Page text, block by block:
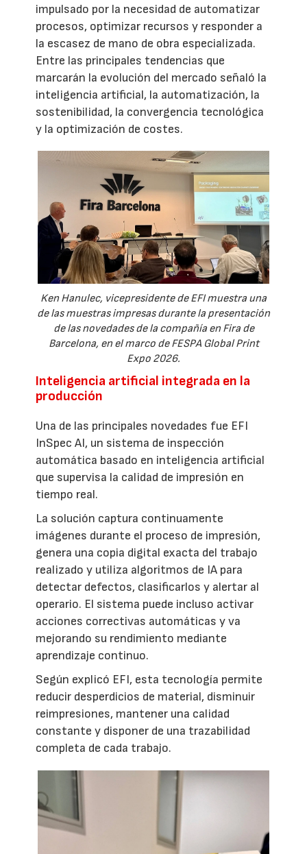
impulsado por la necesidad de automatizar
procesos, optimizar recursos y responder a
la escasez de mano de obra especializada.
Entre las principales tendencias que
marcarán la evolución del mercado señaló la
inteligencia artificial, la automatización, la
sostenibilidad, la convergencia tecnológica
y la optimización de costes.
Ken Hanulec, vicepresidente de EFI muestra una
de las muestras impresas durante la presentación
de las novedades de la compañía en Fira de
Barcelona, en el marco de FESPA Global Print
Expo 2026.
Inteligencia artificial integrada en la
producción
Una de las principales novedades fue EFI
InSpec AI, un sistema de inspección
automática basado en inteligencia artificial
que supervisa la calidad de impresión en
tiempo real.
La solución captura continuamente
imágenes durante el proceso de impresión,
genera una copia digital exacta del trabajo
realizado y utiliza algoritmos de IA para
detectar defectos, clasificarlos y alertar al
operario. El sistema puede incluso activar
acciones correctivas automáticas y va
mejorando su rendimiento mediante
aprendizaje continuo.
Según explicó EFI, esta tecnología permite
reducir desperdicios de material, disminuir
reimpresiones, mantener una calidad
constante y disponer de una trazabilidad
completa de cada trabajo.